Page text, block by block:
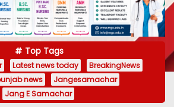
Top Tags
Latest news today
BreakingNews
news
Jangesamachar
Jang E Samachar